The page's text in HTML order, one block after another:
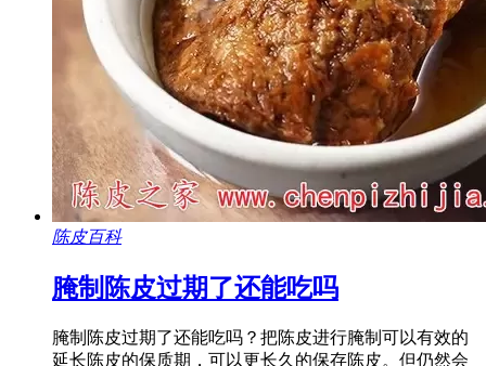
陈皮百科
腌制陈皮过期了还能吃吗
腌制陈皮过期了还能吃吗？把陈皮进行腌制可以有效的
延长陈皮的保质期，可以更长久的保存陈皮。但仍然会